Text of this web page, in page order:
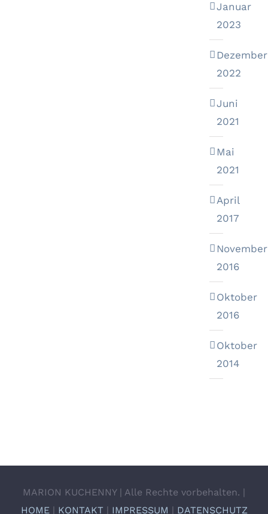
Januar
2023
Dezember
2022
Juni
2021
Mai
2021
April
2017
November
2016
Oktober
2016
Oktober
2014
MARION KUCHENNY | Alle Rechte vorbehalten. |
HOME| KONTAKT IMPRESSUM DATENSCHUTZ